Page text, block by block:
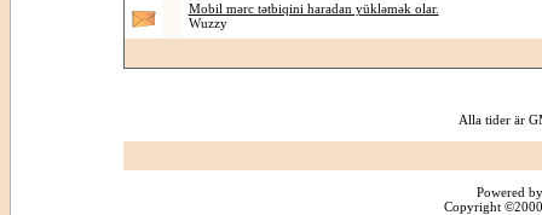
Mobil mərc tətbiqini haradan yükləmək olar.
Wuzzy
Alla tider är
Powered
Copyright